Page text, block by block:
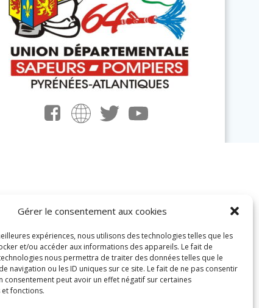
Gérer le consentement aux cookies
expériences, nous utilisons des technologies telles que les
et/ou accéder aux informations des appareils. Le fait de
nous permettra de traiter des données telles que le
navigation ou les ID uniques sur ce site. Le fait de ne pas consentir
consentement peut avoir un effet négatif sur certaines
fonctions.